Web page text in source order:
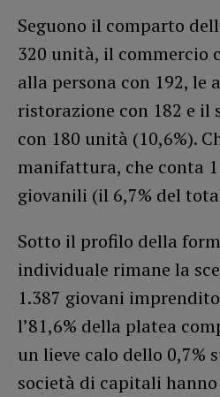
Seguono il comparto
320 unità, il commercio
alla persona con 192,
ristorazione con 182 e il
con 180 unità (10,6%).
manifattura, che conta
giovanili (il 6,7% del
Sotto il profilo della
individuale rimane la
1.387 giovani
l’81,6% della platea
un lieve calo dello 0,7%
società di capitali